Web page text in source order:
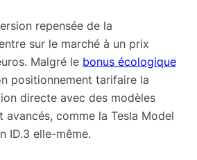
repensée de la
sur le marché à un prix
Malgré le bonus écologique
positionnement tarifaire la
directe avec des modèles
avancés, comme la Tesla Model
ID.3 elle-même.